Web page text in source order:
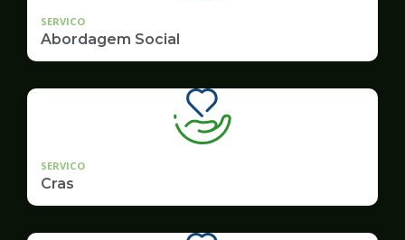
SERVICO
Abordagem Social
SERVICO
Cras